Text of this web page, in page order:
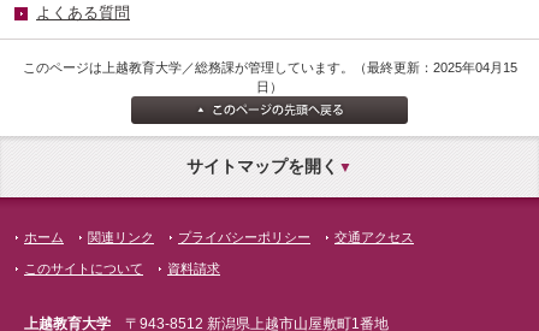
よくある質問
このページは上越教育大学／総務課が管理しています。（最終更新：2025年04月15
日）
サイトマップを開く
ホーム 関連リンク プライバシーポリシー 交通アクセス
このサイトについて 資料請求
上越教育大学 〒943-8512 新潟県上越市山屋敷町1番地